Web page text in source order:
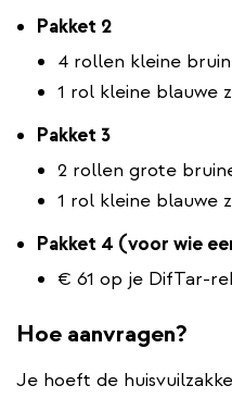
Pakket 2
4 rollen kleine
1 rol kleine blauwe
Pakket 3
2 rollen grote
1 rol kleine blauwe
Pakket 4 (voor wie
€ 61 op je DifTar-
Hoe aanvragen?
Je hoeft de